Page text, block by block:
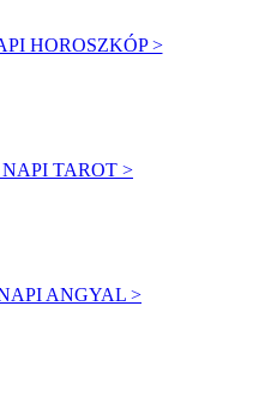
HOROSZKÓP >
NAPI TAROT >
ANGYAL >